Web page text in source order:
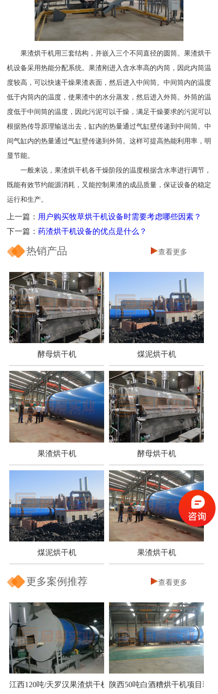
果渣烘干机用三套结构，并嵌入三个不同直径的圆筒。果渣烘干
机设备采用热能分配系统。果渣刚进入含水率高的内筒，因此内筒温
度较高，可以快速干燥果渣表面，然后进入中间筒。中间筒内的温度
低于内筒内的温度，使果渣中的水分蒸发，然后进入外筒。外筒的温
度低于中间筒的温度，因此污泥可以干燥，满足干燥要求的污泥可以
根据热传导原理输送出去，缸内的热量通过气缸壁传递到中间筒。中
间气缸内的热量通过气缸壁传递到外筒。这样可提高热能利用率，明
显节能。
一般来说，果渣烘干机各干燥阶段的温度根据含水率进行调节，
既能有效节约能源消耗，又能控制果渣的成品质量，保证设备的稳定
运行和生产。
上一篇： 用户购买牧草烘干机设备时需要考虑哪些因素？
下一篇： 药渣烘干机设备的优点是什么？
热销产品 查看更多
酵母烘干机 煤泥烘干机
果渣烘干机 酵母烘干机
煤泥烘干机 果渣烘干机
更多案例推荐 查看更多
江西120吨/天罗汉果渣烘干机项目陕西50吨白酒糟烘干机项目现场